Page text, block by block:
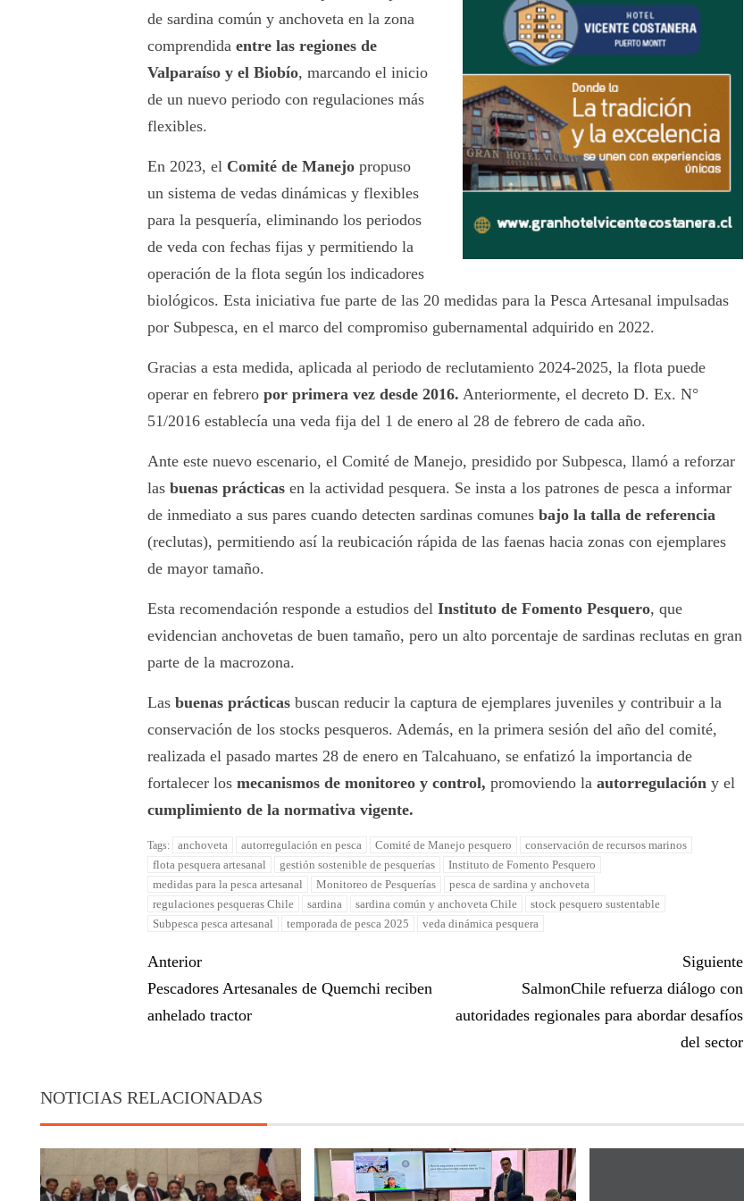
de sardina común y anchoveta en la zona
comprendidaentre las regiones de
Valparaíso y el Biobío, marcando el inicio
de un nuevo periodo con regulaciones más
flexibles.
En 2023, el Comité de Manejo propuso
un sistema de vedas dinámicas y flexibles
para la pesquería, eliminando los periodos
de veda con fechas fijas y permitiendo la
operación de la flota según los indicadores
biológicos. Esta iniciativa fue parte de las 20 medidas para la Pesca Artesanal impulsadas
por Subpesca, en el marco del compromiso gubernamental adquirido en 2022.
Gracias a esta medida, aplicada al periodo de reclutamiento 2024-2025, la flota puede
operar en febreropor primera vez desde 2016. Anteriormente, el decreto D. Ex. N°
51/2016 establecía una veda fija del 1 de enero al 28 de febrero de cada año.
Ante este nuevo escenario, el Comité de Manejo, presidido por Subpesca, llamó a reforzar
lasbuenas prácticas en la actividad pesquera. Se insta a los patrones de pesca a informar
de inmediato a sus pares cuando detecten sardinas comunesbajo la talla de referencia
(reclutas), permitiendo así la reubicación rápida de las faenas hacia zonas con ejemplares
de mayor tamaño.
Esta recomendación responde a estudios delInstituto de Fomento Pesquero, que
evidencian anchovetas de buen tamaño, pero un alto porcentaje de sardinas reclutas en gran
parte de la macrozona.
Lasbuenas prácticas buscan reducir la captura de ejemplares juveniles y contribuir a la
conservación de los stocks pesqueros. Además, en la primera sesión del año del comité,
realizada el pasado martes 28 de enero en Talcahuano, se enfatizó la importancia de
fortalecer losmecanismos de monitoreo y control, promoviendo laautorregulación y el
cumplimiento de la normativa vigente.
Tags: anchoveta autorregulación en pesca Comité de Manejo pesquero
conservación de recursos marinos
flota pesquera artesanal
gestión sostenible de pesquerías
Instituto de Fomento Pesquero
medidas para la pesca artesanal
Monitoreo de Pesquerías
pesca de sardina y anchoveta
regulaciones pesqueras Chile
sardina sardina común y anchoveta Chile
stock pesquero sustentable
Subpesca pesca artesanal
temporada de pesca 2025 veda dinámica pesquera
Anterior
Pescadores Artesanales de Quemchi reciben
anhelado tractor
Siguiente
SalmonChile refuerza diálogo con
autoridades regionales para abordar desafíos
del sector
NOTICIAS RELACIONADAS